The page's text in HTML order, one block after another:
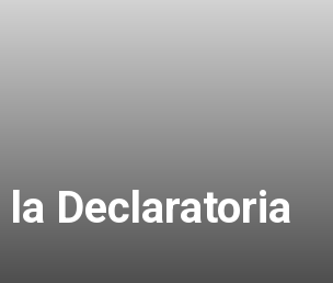
Declaratoria